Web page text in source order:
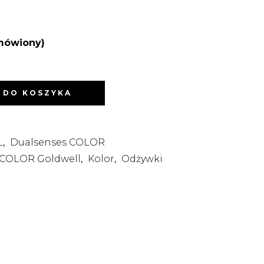
KOSZYKA
,
Dualsenses COLOR
Goldwell
, Kolor, Odżywki